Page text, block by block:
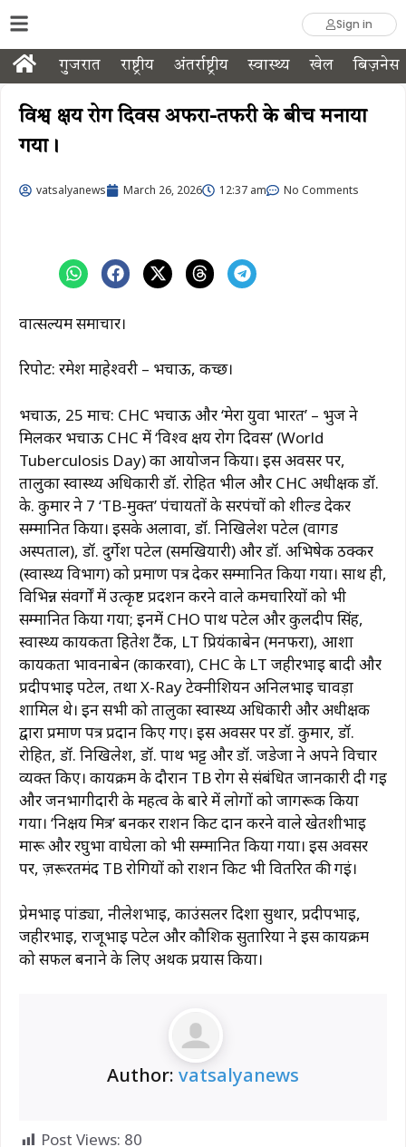
Sign in
गुजरात राष्ट्रीय अंतर्राष्ट्रीय स्वास्थ्य खेल बिज़नेस
विश्व क्षय रोग दिवस अफरा-तफरी के बीच मनाया
गया।
vatsalyanews March 26, 2026 12:37 am No Comments
वात्सल्यम समाचार।
रिपोर्ट: रमेश माहेश्वरी – भचाऊ, कच्छ।
भचाऊ, 25 मार्च: CHC भचाऊ और ‘मेरा युवा भारत’ – भुज ने
मिलकर भचाऊ CHC में ‘विश्व क्षय रोग दिवस’ (World
Tuberculosis Day) का आयोजन किया। इस अवसर पर,
तालुका स्वास्थ्य अधिकारी डॉ. रोहित भील और CHC अधीक्षक डॉ.
के. कुमार ने 7 ‘TB-मुक्त’ पंचायतों के सरपंचों को शील्ड देकर
सम्मानित किया। इसके अलावा, डॉ. निखिलेश पटेल (वागड
अस्पताल), डॉ. दुर्गेश पटेल (समखियारी) और डॉ. अभिषेक ठक्कर
(स्वास्थ्य विभाग) को प्रमाण पत्र देकर सम्मानित किया गया। साथ ही,
विभिन्न संवर्गों में उत्कृष्ट प्रदर्शन करने वाले कर्मचारियों को भी
सम्मानित किया गया; इनमें CHO पार्थ पटेल और कुलदीप सिंह,
स्वास्थ्य कार्यकर्ता हितेश टैंक, LT प्रियंकाबेन (मनफरा), आशा
कार्यकर्ता भावनाबेन (काकरवा), CHC के LT जहीरभाई बादी और
प्रदीपभाई पटेल, तथा X-Ray टेक्नीशियन अनिलभाई चावड़ा
शामिल थे। इन सभी को तालुका स्वास्थ्य अधिकारी और अधीक्षक
द्वारा प्रमाण पत्र प्रदान किए गए। इस अवसर पर डॉ. कुमार, डॉ.
रोहित, डॉ. निखिलेश, डॉ. पार्थ भट्ट और डॉ. जडेजा ने अपने विचार
व्यक्त किए। कार्यक्रम के दौरान TB रोग से संबंधित जानकारी दी गई
और जनभागीदारी के महत्व के बारे में लोगों को जागरूक किया
गया। ‘निक्षय मित्र’ बनकर राशन किट दान करने वाले खेतशीभाई
मारू और रघुभा वाघेला को भी सम्मानित किया गया। इस अवसर
पर, ज़रूरतमंद TB रोगियों को राशन किट भी वितरित की गईं।
प्रेमभाई पांड्या, नीलेशभाई, काउंसलर दिशा सुथार, प्रदीपभाई,
जहीरभाई, राजूभाई पटेल और कौशिक सुतारिया ने इस कार्यक्रम
को सफल बनाने के लिए अथक प्रयास किया।
Author: vatsalyanews
Post Views: 80